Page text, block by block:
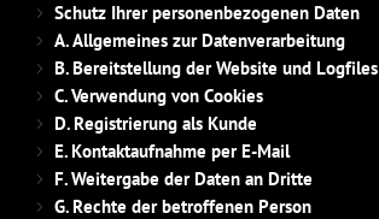
Schutz Ihrer personenbezogenen Daten
A. Allgemeines zur Datenverarbeitung
B. Bereitstellung der Website und Logfiles
C. Verwendung von Cookies
D. Registrierung als Kunde
E. Kontaktaufnahme per E-Mail
F. Weitergabe der Daten an Dritte
G. Rechte der betroffenen Person